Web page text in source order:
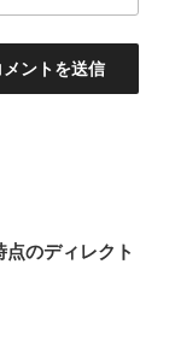
のディレクト